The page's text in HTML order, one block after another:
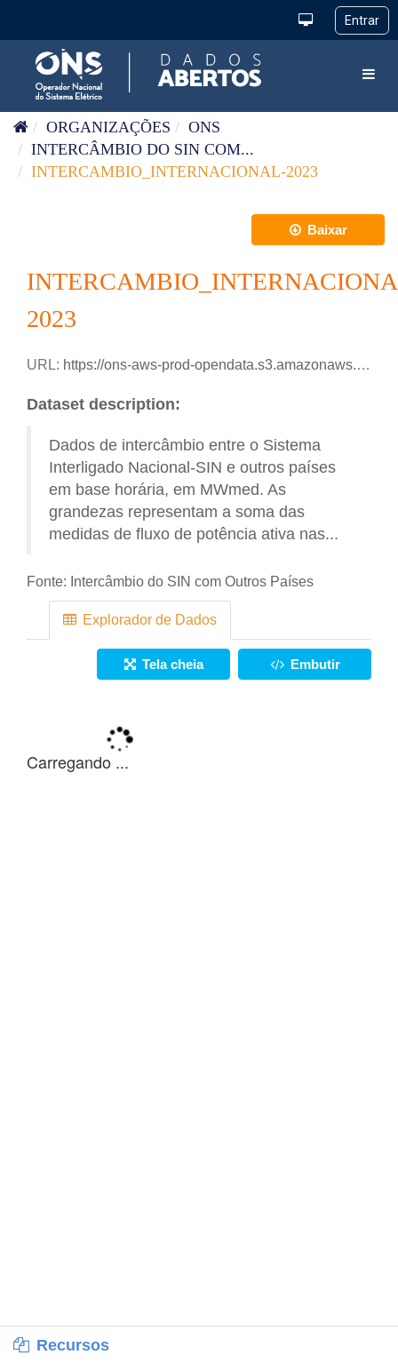
ORGANIZAÇÕES
ONS
INTERCÂMBIO DO SIN COM...
INTERCAMBIO_INTERNACIONAL-2023
Baixar
2023
URL: https://ons-aws-prod-opendata.s3.amazonaws.com/dataset/intercambio_internacional_ho/INTERCAMBIO_INTERNACIONAL_2023.xlsx
Dataset description:
Dados de intercâmbio entre o Sistema
Interligado Nacional-SIN e outros países
em base horária, em MWmed. As
grandezas representam a soma das
medidas de fluxo de potência ativa nas...
Fonte: Intercâmbio do SIN com Outros Países
Explorador de Dados
Tela cheia Embutir
Recursos